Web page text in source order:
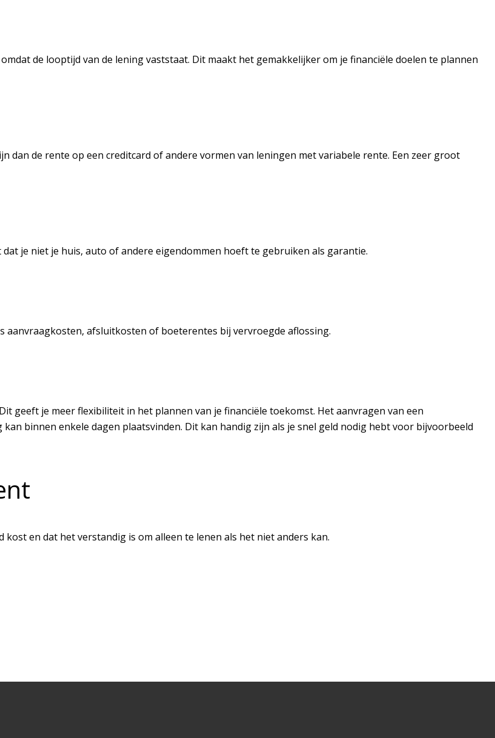
de looptijd van de lening vaststaat. Dit maakt het gemakkelijker om je financiële doelen te plannen
dan de rente op een creditcard of andere vormen van leningen met variabele rente. Een zeer groot
je niet je huis, auto of andere eigendommen hoeft te gebruiken als garantie.
afsluitkosten of boeterentes bij vervroegde aflossing.
geeft je meer flexibiliteit in het plannen van je financiële toekomst. Het aanvragen van een
binnen enkele dagen plaatsvinden. Dit kan handig zijn als je snel geld nodig hebt voor bijvoorbeeld
en dat het verstandig is om alleen te lenen als het niet anders kan.